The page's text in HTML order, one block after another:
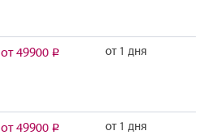
от 49900 Р от 1 дня
от 49900 Р от 1 дня